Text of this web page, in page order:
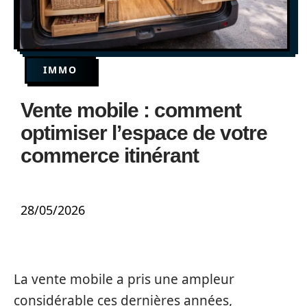
IMMO
Vente mobile : comment
optimiser l’espace de votre
commerce itinérant
28/05/2026
La vente mobile a pris une ampleur
considérable ces dernières années,